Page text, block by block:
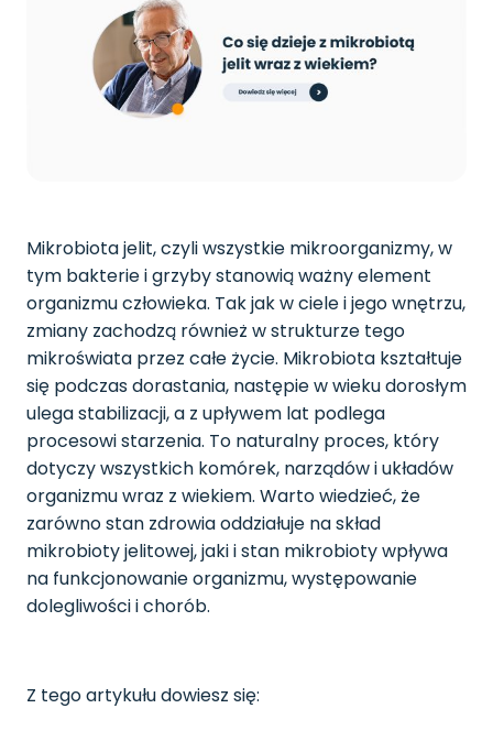
Mikrobiota jelit, czyli wszystkie mikroorganizmy, w
tym bakterie i grzyby stanowią ważny element
organizmu człowieka. Tak jak w ciele i jego wnętrzu,
zmiany zachodzą również w strukturze tego
mikroświata przez całe życie. Mikrobiota kształtuje
się podczas dorastania, następie w wieku dorosłym
ulega stabilizacji, a z upływem lat podlega
procesowi starzenia. To naturalny proces, który
dotyczy wszystkich komórek, narządów i układów
organizmu wraz z wiekiem. Warto wiedzieć, że
zarówno stan zdrowia oddziałuje na skład
mikrobioty jelitowej, jaki i stan mikrobioty wpływa
na funkcjonowanie organizmu, występowanie
dolegliwości i chorób.
Z tego artykułu dowiesz się: